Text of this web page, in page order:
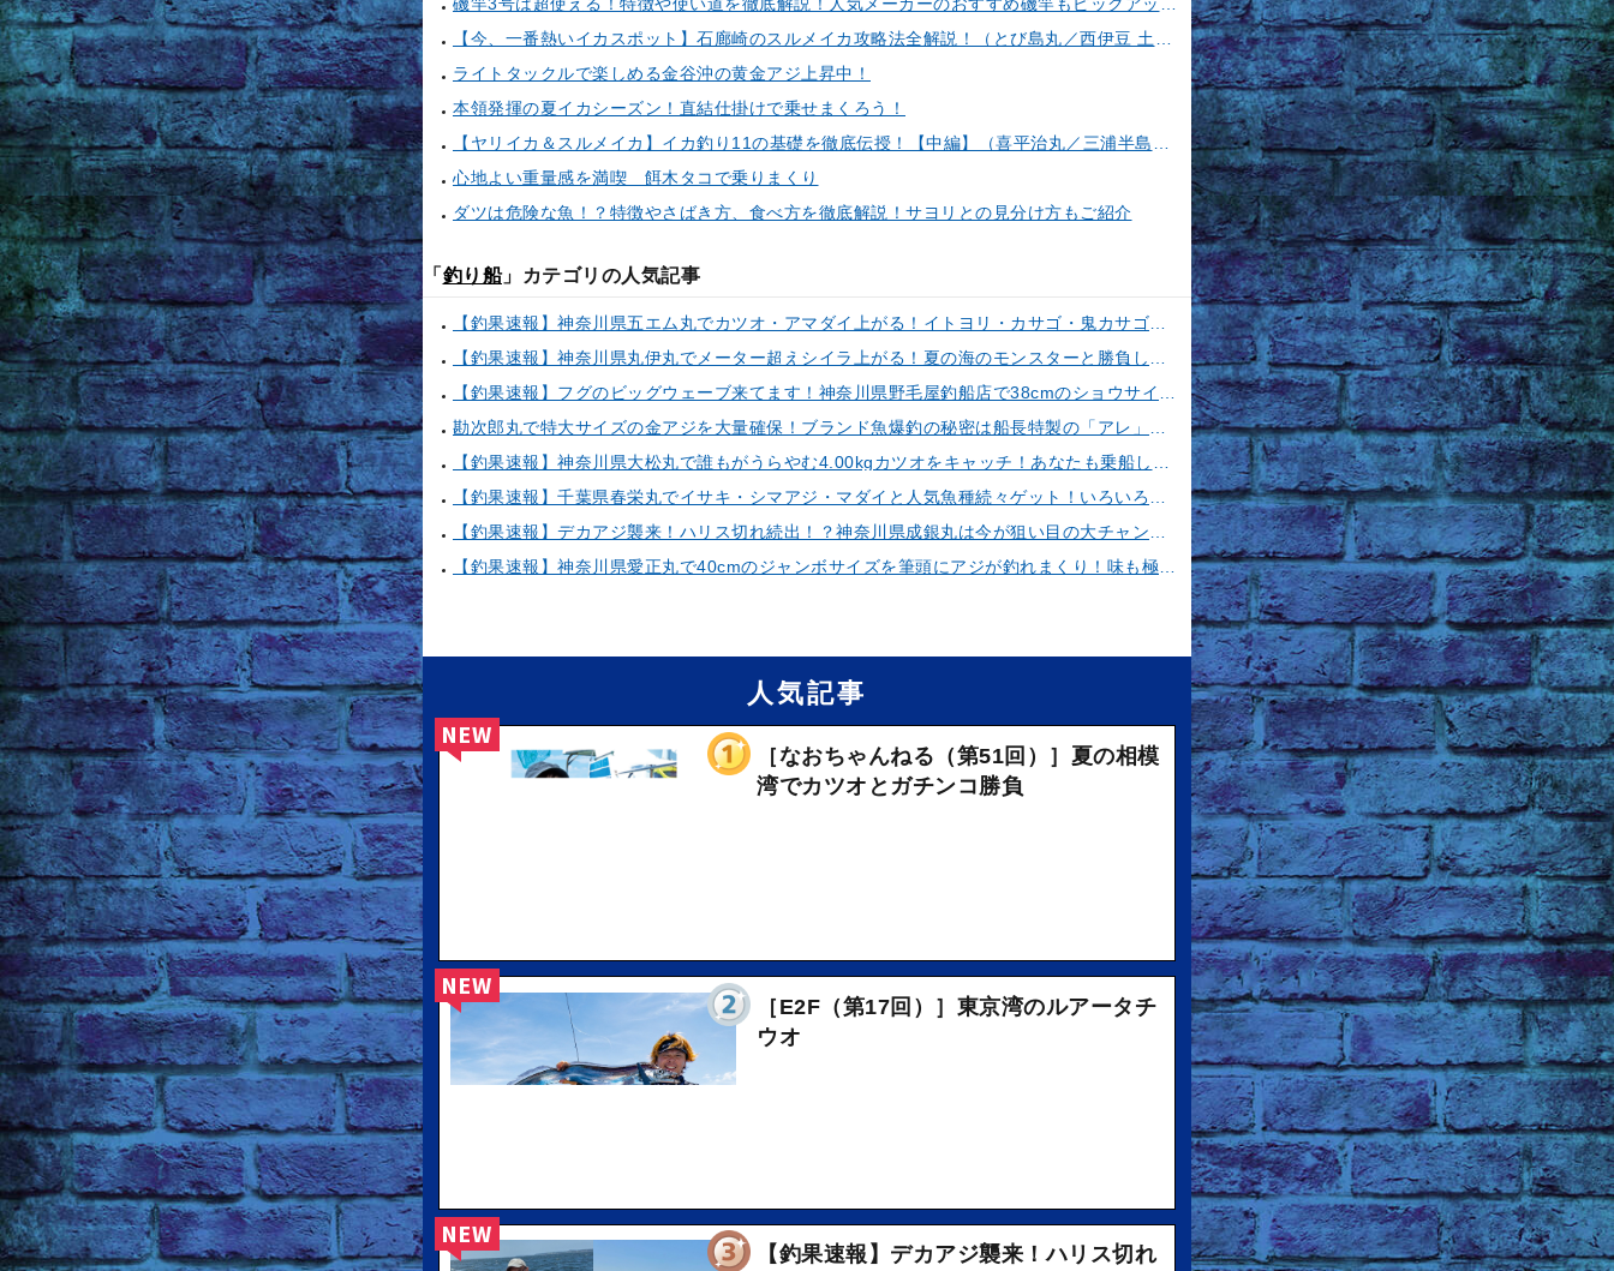
ライトタックルで楽しめる金谷沖の黄金アジ上昇中！
本領発揮の夏イカシーズン！直結仕掛けで乗せまくろう！
心地よい重量感を満喫 餌木タコで乗りまくり
ダツは危険な魚！？特徴やさばき方、食べ方を徹底解説！サヨリとの見分け方もご紹介
「 釣り船」カテゴリの人気記事
人気記事
［なおちゃんねる（第51回）］夏の相模
湾でカツオとガチンコ勝負
NEW
［E2F（第17回）］東京湾のルアータチ
ウオ
NEW
【釣果速報】デカアジ襲来！ハリス切れ
NEW